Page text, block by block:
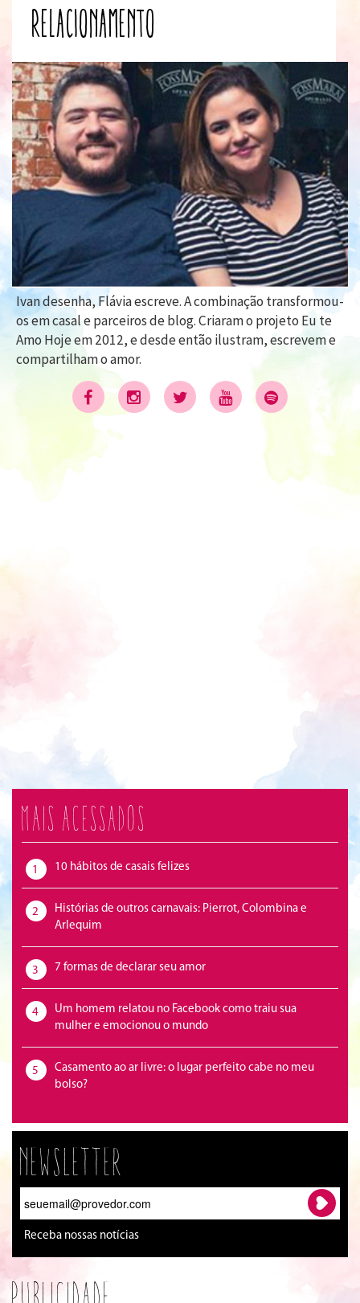
relacionamento
Ivan desenha, Flávia escreve. A combinação transformou-
os em casal e parceiros de blog. Criaram o projeto Eu te
Amo Hoje em 2012, e desde então ilustram, escrevem e
compartilham o amor.
Mais acessados
1 10 hábitos de casais felizes
2
Histórias de outros carnavais: Pierrot, Colombina e
Arlequim
3 7 formas de declarar seu amor
4
Um homem relatou no Facebook como traiu sua
mulher e emocionou o mundo
5
Casamento ao ar livre: o lugar perfeito cabe no meu
bolso?
Newsletter
Receba nossas notícias